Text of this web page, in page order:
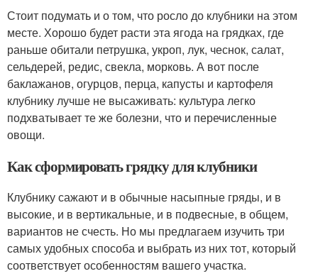
Стоит подумать и о том, что росло до клубники на этом
месте. Хорошо будет расти эта ягода на грядках, где
раньше обитали петрушка, укроп, лук, чеснок, салат,
сельдерей, редис, свекла, морковь. А вот после
баклажанов, огурцов, перца, капусты и картофеля
клубнику лучше не высаживать: культура легко
подхватывает те же болезни, что и перечисленные
овощи.
Как сформировать грядку для клубники
Клубнику сажают и в обычные насыпные гряды, и в
высокие, и в вертикальные, и в подвесные, в общем,
вариантов не счесть. Но мы предлагаем изучить три
самых удобных способа и выбрать из них тот, который
соответствует особенностям вашего участка.